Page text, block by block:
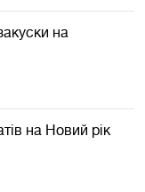
на
на Новий рік